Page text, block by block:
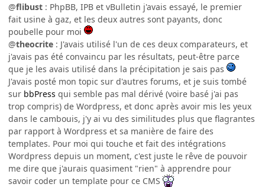
@flibust : PhpBB, IPB et vBulletin j'avais essayé, le premier
fait usine à gaz, et les deux autres sont payants, donc
poubelle pour moi
@theocrite : J'avais utilisé l'un de ces deux comparateurs, et
j'avais pas été convaincu par les résultats, peut-être parce
que je les avais utilisé dans la précipitation je sais pas
J'avais posté mon topic sur d'autres forums, et je suis tombé
sur bbPress qui semble pas mal dérivé (voire basé j'ai pas
trop compris) de Wordpress, et donc après avoir mis les yeux
dans le cambouis, j'y ai vu des similitudes plus que flagrantes
par rapport à Wordpress et sa manière de faire des
templates. Pour moi qui touche et fait des intégrations
Wordpress depuis un moment, c'est juste le rêve de pouvoir
me dire que j'aurais quasiment "rien" à apprendre pour
savoir coder un template pour ce CMS